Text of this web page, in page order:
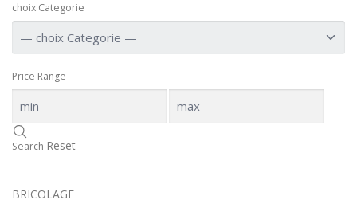
choix Categorie
Price Range
Search Reset
BRICOLAGE